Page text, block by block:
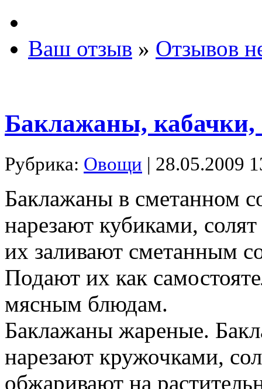
Ваш отзыв » Отзывов
Баклажаны,
Рубрика: Овощи | 28.05.2009
Баклажаны в сметанном
нарезают кубиками,
их заливают сметанным
Подают их как
мясным блюдам.
Баклажаны жареные.
нарезают кружочками,
обжаривают на